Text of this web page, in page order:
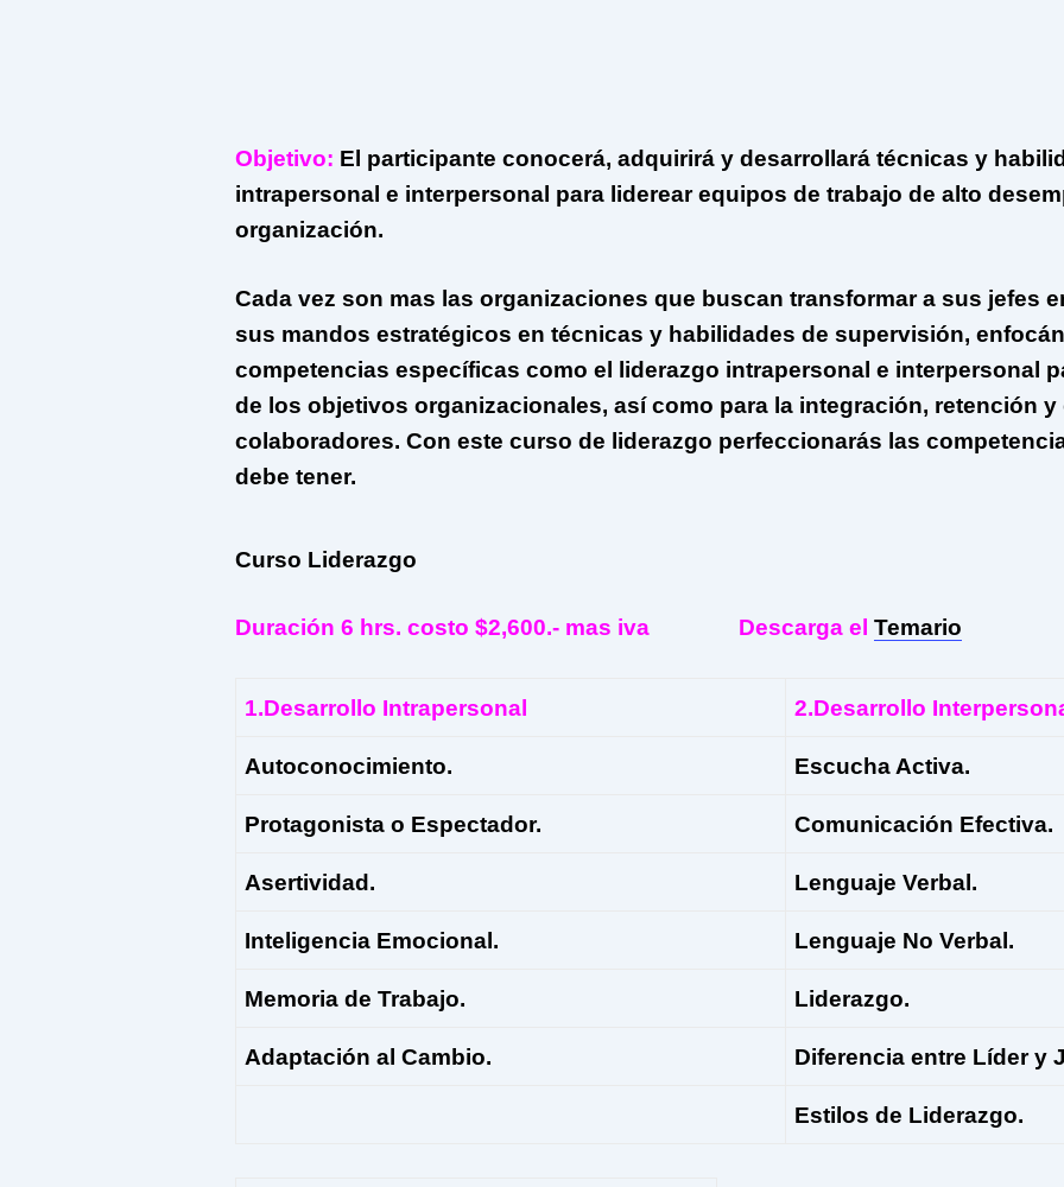
Objetivo: El participante conocerá, adquirirá y desarrollará técnicas y
intrapersonal e interpersonal para liderear equipos de trabajo de alto
organización.
Cada vez son mas las organizaciones que buscan transformar a sus jefes
sus mandos estratégicos en técnicas y habilidades de supervisión,
competencias específicas como el liderazgo intrapersonal e interpersonal
de los objetivos organizacionales, así como para la integración, retención
colaboradores. Con este curso de liderazgo perfeccionarás las
debe tener.
Curso Liderazgo
Duración 6 hrs. costo $2,600.- mas iva Descarga el Temario
1.Desarrollo Intrapersonal 2.Desarrollo
Autoconocimiento. Escucha Activa.
Protagonista o Espectador. Comunicación Efectiva.
Asertividad. Lenguaje Verbal.
Inteligencia Emocional. Lenguaje No Verbal.
Memoria de Trabajo. Liderazgo.
Adaptación al Cambio. Diferencia entre Líder y
Estilos de Liderazgo.